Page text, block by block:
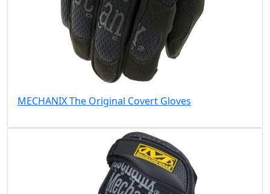
MECHANIX The Original Covert Gloves